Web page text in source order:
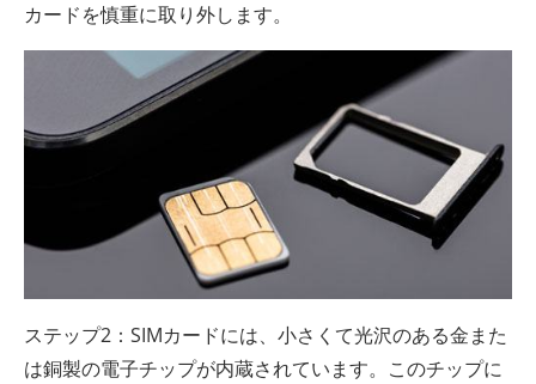
カードを慎重に取り外します。
ステップ2：SIMカードには、小さくて光沢のある金また
は銅製の電子チップが内蔵されています。このチップに